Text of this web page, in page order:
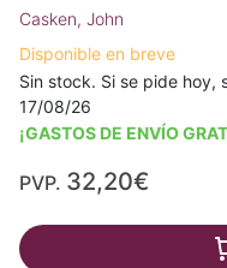
Casken, John
Disponible en breve
Sin stock. Si se pide hoy,
17/08/26
¡GASTOS DE ENVÍO
PVP. 32,20€